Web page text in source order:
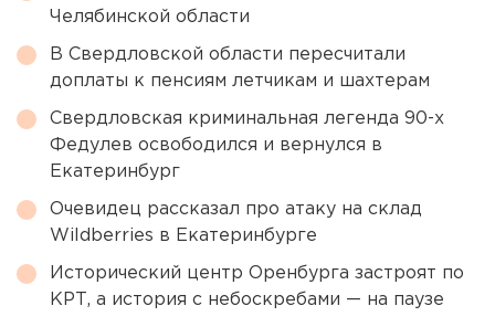
Челябинской области
В Свердловской области пересчитали
доплаты к пенсиям летчикам и шахтерам
Свердловская криминальная легенда 90-х
Федулев освободился и вернулся в
Екатеринбург
Очевидец рассказал про атаку на склад
Wildberries в Екатеринбурге
Исторический центр Оренбурга застроят по
КРТ, а история с небоскребами — на паузе